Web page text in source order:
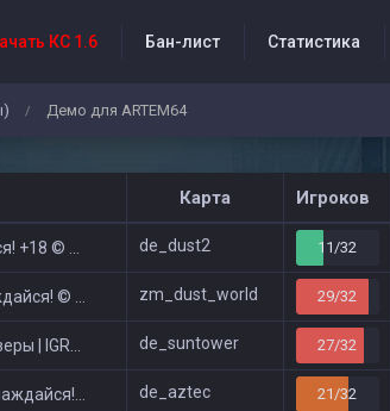
КС 1.6 Бан-лист Статистика
/ Демо для ARTEM64
Карта Игроков
© Public de_dust2 11/32
Show zm_dust_world 29/32
ツ █ de_suntower 27/32
© Classic de_aztec 21/32